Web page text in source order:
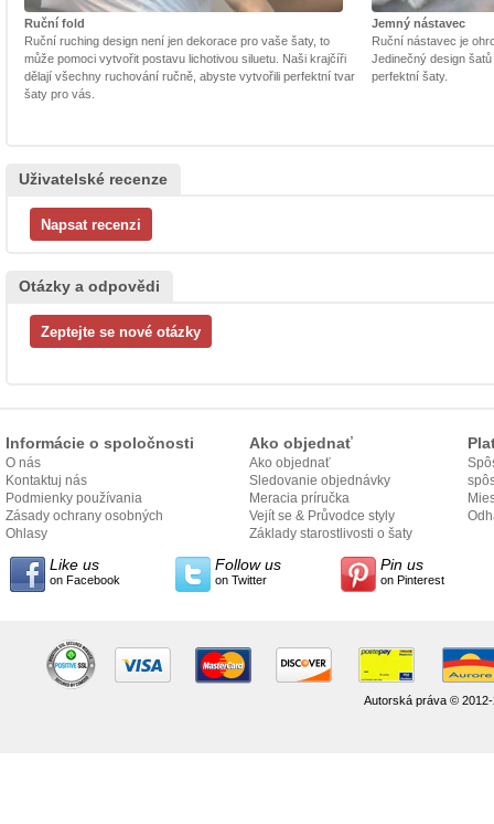
Ruční fold
Ruční ruching design není jen dekorace pro vaše šaty, to
může pomoci vytvořit postavu lichotivou siluetu. Naši krajčíři
dělají všechny ruchování ručně, abyste vytvořili perfektní tvar
šaty pro vás.
Jemný nástavec
Ruční nástavec je
Jedinečný design
perfektní šaty.
Uživatelské recenze
Otázky a odpovědi
Informácie o spoločnosti
O nás
Kontaktuj nás
Podmienky používania
Zásady ochrany osobných
údajov
Ohlasy
Ako objednať
Ako objednať
Sledovanie objednávky
Meracia príručka
Vejít se & Průvodce styly
Základy starostlivosti o šaty
Like us
on Facebook
Follow us
on Twitter
Pin us
on Pinterest
Autorská práva ©